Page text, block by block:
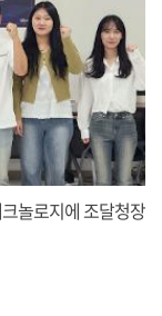
놀로지에 조달청장